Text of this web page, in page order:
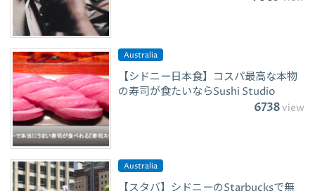
Australia
【シドニー日本食】コスパ最高な本物
の寿司が食たいならSushi Studio
6738view
Australia
【スタバ】シドニーのStarbucksで無